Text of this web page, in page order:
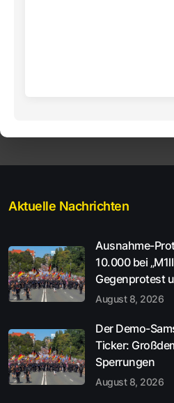
Aktuelle Nachrichten
Ausnahme-
10.000 bei
Gegenprotest
August 8, 2026
Der Demo-
Ticker:
Sperrungen
August 8, 2026